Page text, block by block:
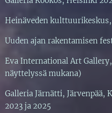
Heinäveden
Uuden ajan rakentamisen
Eva International Art
näyttelyssä mukana)
Galleria Järnätti,
2023 ja 2025